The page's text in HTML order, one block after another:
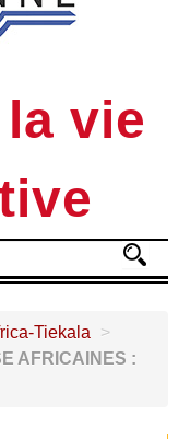
vie
Tiekala
>
AFRICAINES :